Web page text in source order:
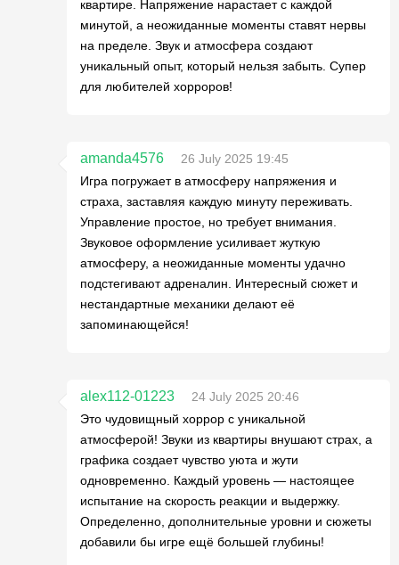
квартире. Напряжение нарастает с каждой
минутой, а неожиданные моменты ставят нервы
на пределе. Звук и атмосфера создают
уникальный опыт, который нельзя забыть. Супер
для любителей хорроров!
amanda4576
26 July 2025 19:45
Игра погружает в атмосферу напряжения и
страха, заставляя каждую минуту переживать.
Управление простое, но требует внимания.
Звуковое оформление усиливает жуткую
атмосферу, а неожиданные моменты удачно
подстегивают адреналин. Интересный сюжет и
нестандартные механики делают её
запоминающейся!
alex112-01223
24 July 2025 20:46
Это чудовищный хоррор с уникальной
атмосферой! Звуки из квартиры внушают страх, а
графика создает чувство уюта и жути
одновременно. Каждый уровень — настоящее
испытание на скорость реакции и выдержку.
Определенно, дополнительные уровни и сюжеты
добавили бы игре ещё большей глубины!